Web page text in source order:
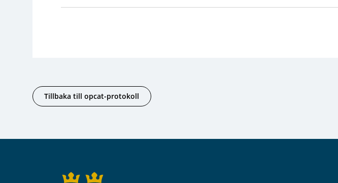
Tillbaka till opcat-protokoll